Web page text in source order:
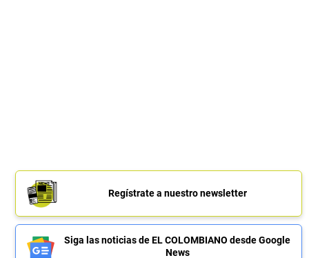
Regístrate a nuestro newsletter
Siga las noticias de EL COLOMBIANO desde Google
News